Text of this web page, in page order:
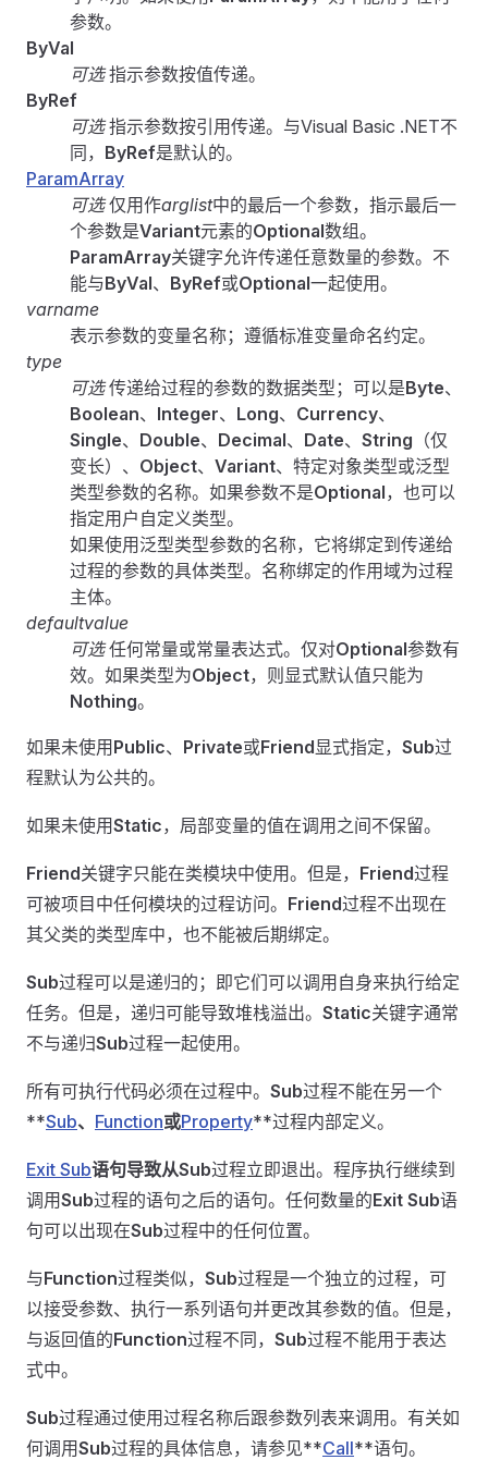
参数。
ByVal
可选指示参数按值传递。
ByRef
可选指示参数按引用传递。与Visual Basic .NET不
同， ByRef是默认的。
ParamArray
可选仅用作arglist中的最后一个参数，指示最后一
个参数是Variant元素的Optional数组。
ParamArray关键字允许传递任意数量的参数。不
能与ByVal、 ByRef或Optional一起使用。
varname
表示参数的变量名称；遵循标准变量命名约定。
type
可选传递给过程的参数的数据类型；可以是Byte、
Boolean、 Integer、 Long、 Currency、
Single、 Double、 Decimal、 Date、 String （仅
变长）、 Object、 Variant、特定对象类型或泛型
类型参数的名称。如果参数不是Optional，也可以
指定用户自定义类型。
如果使用泛型类型参数的名称，它将绑定到传递给
过程的参数的具体类型。名称绑定的作用域为过程
主体。
defaultvalue
可选任何常量或常量表达式。仅对Optional参数有
效。如果类型为Object，则显式默认值只能为
Nothing。
如果未使用 Public、 Private或Friend显式指定， Sub过
程默认为公共的。
如果未使用Static，局部变量的值在调用之间不保留。
Friend关键字只能在类模块中使用。但是， Friend过程
可被项目中任何模块的过程访问。 Friend过程不出现在
其父类的类型库中，也不能被后期绑定。
Sub过程可以是递归的；即它们可以调用自身来执行给定
任务。但是，递归可能导致堆栈溢出。 Static关键字通常
不与递归Sub过程一起使用。
所有可执行代码必须在过程中。 Sub过程不能在另一个
**Sub、 Function或Property**过程内部定义。
Exit Sub语句导致从Sub过程立即退出。程序执行继续到
调用Sub过程的语句之后的语句。任何数量的Exit Sub语
句可以出现在Sub过程中的任何位置。
与Function过程类似， Sub过程是一个独立的过程，可
以接受参数、执行一系列语句并更改其参数的值。但是，
与返回值的Function过程不同， Sub过程不能用于表达
式中。
Sub过程通过使用过程名称后跟参数列表来调用。有关如
何调用Sub过程的具体信息，请参见**Call**语句。